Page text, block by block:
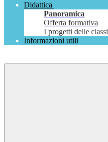
Didattica
Panoramica
Offerta formativa
I progetti delle classi
Informazioni utili